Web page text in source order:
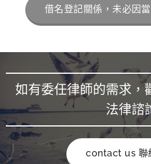
借名登記關係，未必因
如有委任律師的需求，
法律諮
contact us 聯